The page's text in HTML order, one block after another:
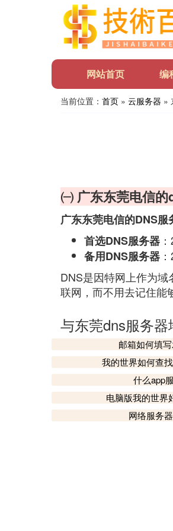
网站首页 编
当前位置： 首页 » 云服务器 »
㈠ 广东东莞电信
广东东莞电信的DNS服
首选DNS服务器
备用DNS服务器
DNS是因特网上作为
联网，而不用去记住能
与东莞dns服务
邮箱如何填
我的世界如何查
什么app
电脑版我的世界
网络服务